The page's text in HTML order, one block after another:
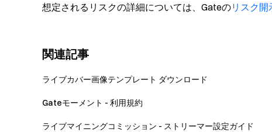
想定されるリスクの詳細については、Gateのリスク開
関連記事
ライブカバー画像テンプレート ダウンロード
Gateモーメント - 利用規約
ライブマイニングコミッション - ストリーマー設定ガイド